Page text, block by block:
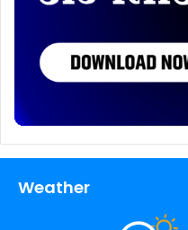
Weather